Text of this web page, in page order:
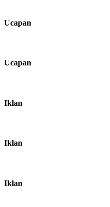
Ucapan
Ucapan
Iklan
Iklan
Iklan